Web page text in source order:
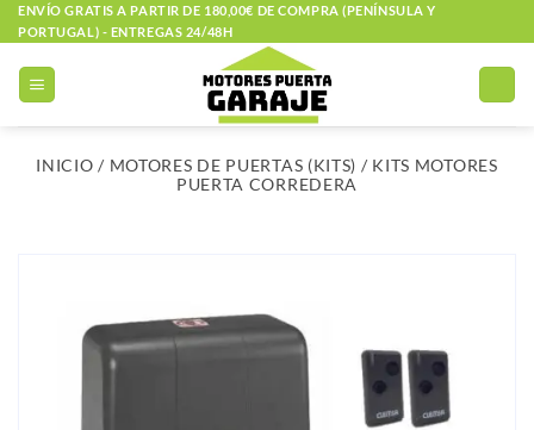
Saltar
al
contenido
ENVÍO GRATIS A PARTIR DE 180,00€ DE COMPRA (PENÍNSULA Y
PORTUGAL) - ENTREGAS 24/48H
INICIO / MOTORES DE PUERTAS (KITS) / KITS MOTORES
PUERTA CORREDERA